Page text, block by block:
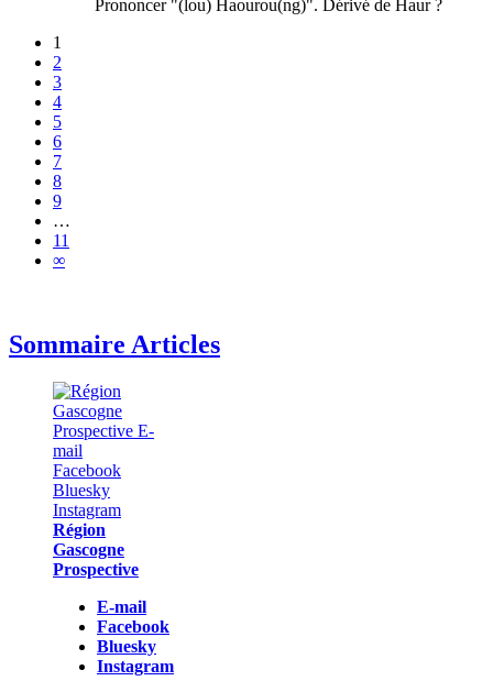
Prononcer "(lou) Haourou(ng)". Dérivé de Haur ?
1
2
3
4
5
6
7
8
9
…
11
∞
Sommaire Articles
Région
Gascogne
Prospective
E-mail
Facebook
Bluesky
Instagram